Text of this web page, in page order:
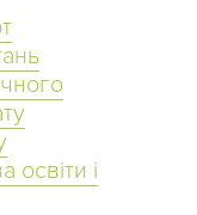
освіти і